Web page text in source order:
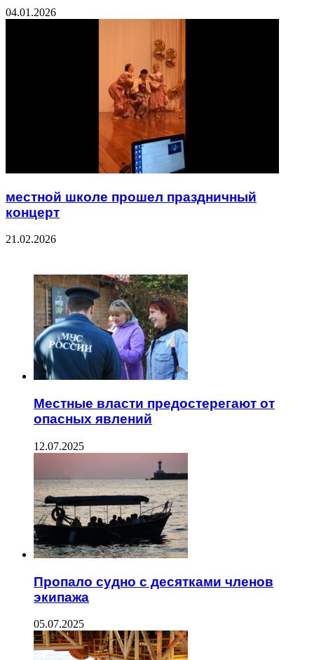
04.01.2026
местной школе прошел праздничный
концерт
21.02.2026
Местные власти предостерегают от
опасных явлений
12.07.2025
Пропало судно с десятками членов
экипажа
05.07.2025